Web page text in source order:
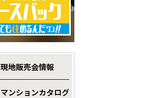
現地販売会情報
マンションカタログ